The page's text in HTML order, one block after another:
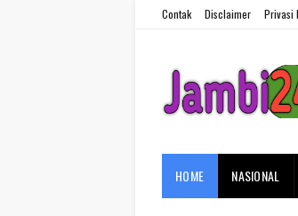
Contak Disclaimer Privasi
HOME NASIONAL